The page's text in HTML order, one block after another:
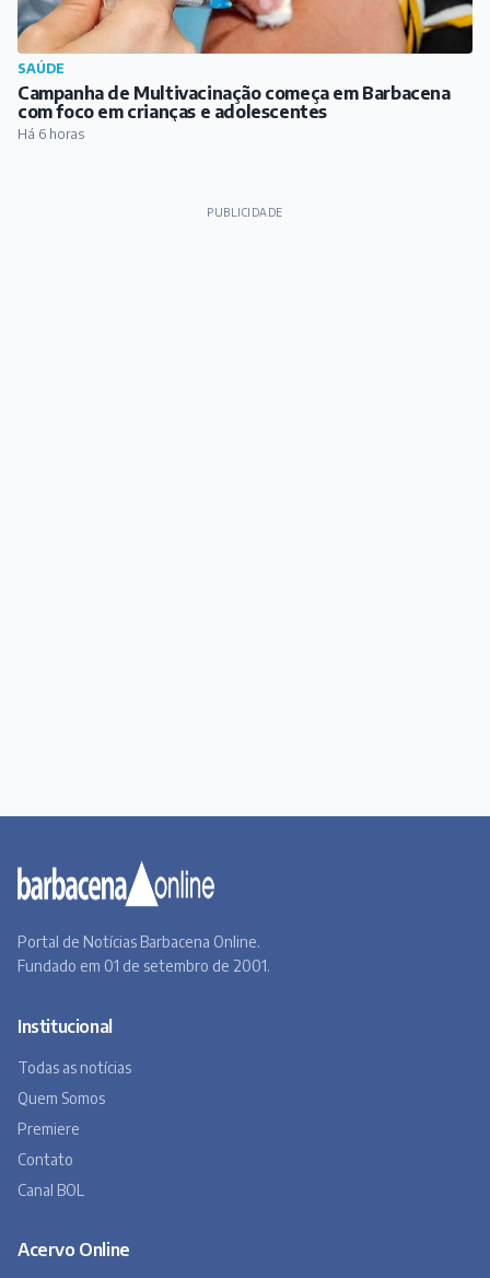
SAÚDE
Campanha de Multivacinação começa em Barbacena
com foco em crianças e adolescentes
Há 6 horas
PUBLICIDADE
Portal de Notícias Barbacena Online.
Fundado em 01 de setembro de 2001.
Institucional
Todas as notícias
Quem Somos
Premiere
Contato
Canal BOL
Acervo Online